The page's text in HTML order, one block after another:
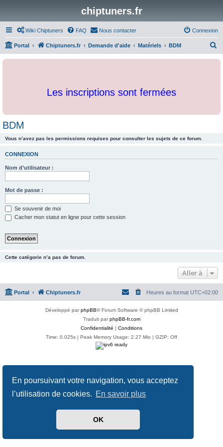
En poursuivant votre navigation, vous acceptez
l’utilisation de cookies. En savoir plus
OK
chiptuners.fr
Wiki Chiptuners FAQ Nous contacter Connexion
Portal Chiptuners.fr Demande d'aide Matériels BDM
c
Les inscriptions sont fermées
BDM
Vous n’avez pas les permissions requises pour consulter les sujets de ce forum.
CONNEXION
Nom d’utilisateur :
Mot de passe :
Se souvenir de moi
Cacher mon statut en ligne pour cette session
Cette catégorie n’a pas de forum.
Aller à
Portal Chiptuners.fr Heures au format UTC+02:00
Développé parphpBB® Forum Software © phpBB Limited
Traduit parphpBB-fr.com
Confidentialité | Conditions
Time: 0.025s | Peak Memory Usage: 2.27 Mio | GZIP: Off